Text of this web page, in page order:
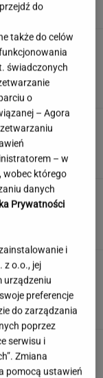
za pół
które trafią
3 hasła, ty
To może
służyć dziecku
mojego byłego na
wciągają
z paliwem, które
i olej roślinny
do
także do celów
świadczonych
o
– Agora
– w
wobec którego
danych
Prywatności
i
z o.o., jej
urządzeniu
preferencje
do zarządzania
poprzez
serwisu i
Zmiana
pomocą ustawień